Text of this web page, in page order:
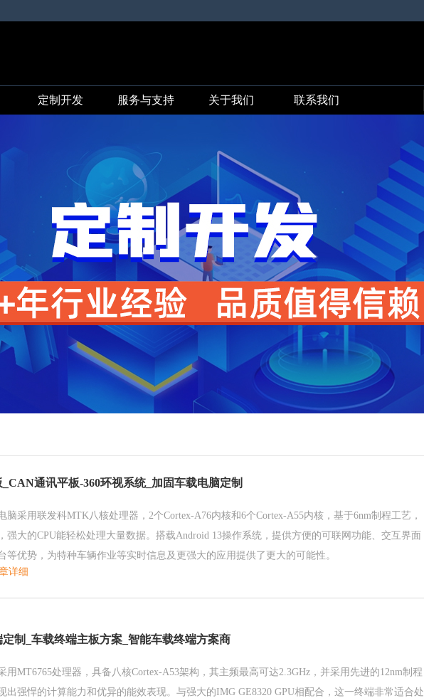
定制开发 服务与支持 关于我们 联系我们
通讯平板-360环视系统_加固车载电脑定制
脑采用联发科MTK八核处理器，2个Cortex-A76内核和6个Cortex-A55内核，基于6nm制程工艺，
强大的CPU能轻松处理大量数据。搭载Android 13操作系统，提供方便的可联网功能、交互界面
等优势，为特种车辆作业等实时信息及更强大的应用提供了更大的可能性。
详细
制_车载终端主板方案_智能车载终端方案商
用MT6765处理器，具备八核Cortex-A53架构，其主频最高可达2.3GHz，并采用先进的12nm制程
出强悍的计算能力和优异的能效表现。与强大的IMG GE8320 GPU相配合，这一终端非常适合处